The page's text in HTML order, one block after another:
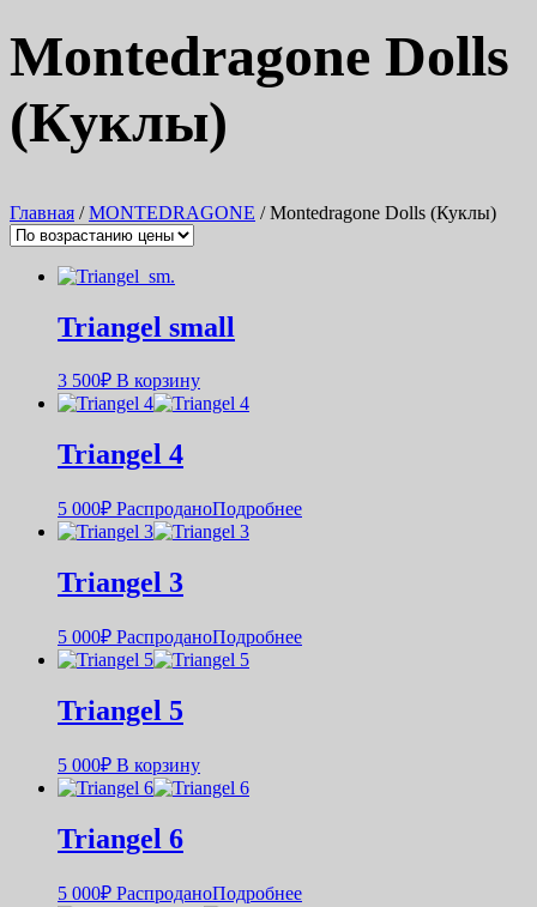
Montedragone Dolls
(Куклы)
Главная /MONTEDRAGONE / Montedragone Dolls (Куклы)
Triangel small
3 500₽ В корзину
Triangel 4
5 000₽ РаспроданоПодробнее
Triangel 3
5 000₽ РаспроданоПодробнее
Triangel 5
5 000₽ В корзину
Triangel 6
5 000₽ РаспроданоПодробнее